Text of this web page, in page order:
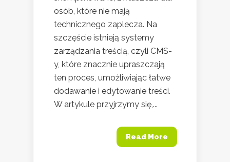
osób, które nie mają
technicznego zaplecza. Na
szczęście istnieją systemy
zarządzania treścią, czyli CMS-
y, które znacznie upraszczają
ten proces, umożliwiając łatwe
dodawanie i edytowanie treści.
W artykule przyjrzymy się,...
Read More